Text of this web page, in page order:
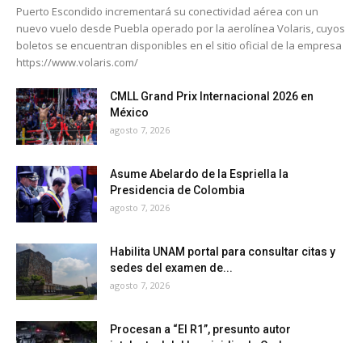
Puerto Escondido incrementará su conectividad aérea con un
nuevo vuelo desde Puebla operado por la aerolínea Volaris, cuyos
boletos se encuentran disponibles en el sitio oficial de la empresa
https://www.volaris.com/
CMLL Grand Prix Internacional 2026 en
México
agosto 7, 2026
Asume Abelardo de la Espriella la
Presidencia de Colombia
agosto 7, 2026
Habilita UNAM portal para consultar citas y
sedes del examen de...
agosto 7, 2026
Procesan a “El R1”, presunto autor